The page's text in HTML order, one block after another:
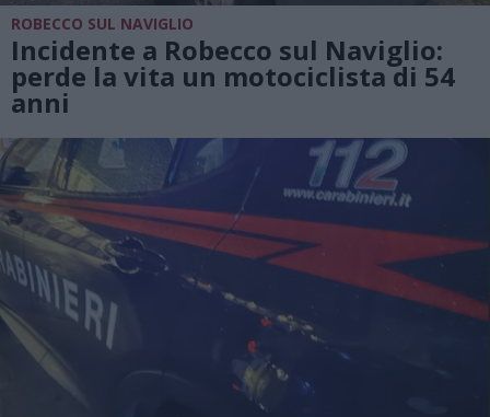
ROBECCO SUL NAVIGLIO
Incidente a Robecco sul Naviglio:
perde la vita un motociclista di 54
anni